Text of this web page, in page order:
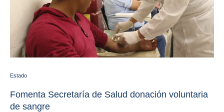
Estado
Fomenta Secretaría de Salud donación voluntaria
de sangre